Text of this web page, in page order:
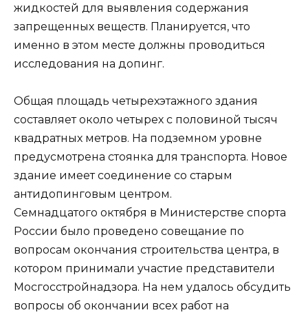
жидкостей для выявления содержания
запрещенных веществ. Планируется, что
именно в этом месте должны проводиться
исследования на допинг.
Общая площадь четырехэтажного здания
составляет около четырех с половиной тысяч
квадратных метров. На подземном уровне
предусмотрена стоянка для транспорта. Новое
здание имеет соединение со старым
антидопинговым центром.
Семнадцатого октября в Министерстве спорта
России было проведено совещание по
вопросам окончания строительства центра, в
котором принимали участие представители
Мосгосстройнадзора. На нем удалось обсудить
вопросы об окончании всех работ на